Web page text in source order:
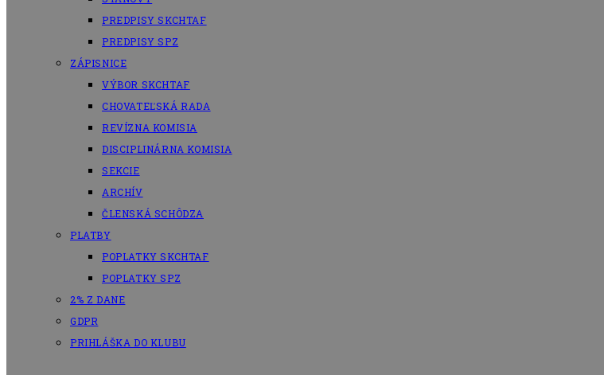
PREDPISY SKCHTAF
PREDPISY SPZ
ZÁPISNICE
VÝBOR SKCHTAF
CHOVATEĽSKÁ RADA
REVÍZNA KOMISIA
DISCIPLINÁRNA KOMISIA
SEKCIE
ARCHÍV
ČLENSKÁ SCHÔDZA
PLATBY
POPLATKY SKCHTAF
POPLATKY SPZ
2% Z DANE
GDPR
PRIHLÁŠKA DO KLUBU